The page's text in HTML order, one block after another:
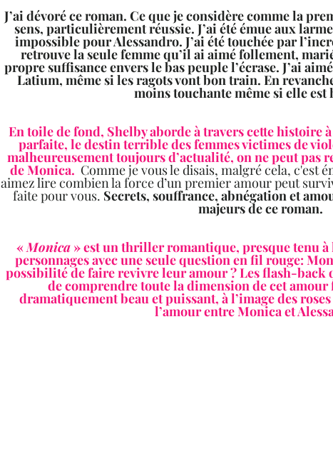
J’ai dévoré ce roman. Ce que je considère comme la
sens, particulièrement réussie. J’ai été émue aux
impossible pour Alessandro. J’ai été touchée par
retrouve la seule femme qu’il ai aimé follement,
propre suffisance envers le bas peuple l’écrase. J’ai
Latium, même si les ragots vont bon train. En
moins touchante même si elle est
En toile de fond, Shelby aborde à travers cette histoire
parfaite, le destin terrible des femmes victimes de
malheureusement toujours d’actualité, on ne peut pas
de Monica. Comme je vous le disais, malgré cela, c'est
aimez lire combien la force d’un premier amour peut
faite pour vous. Secrets, souffrance, abnégation et
majeurs de ce roman.
« Monica » est un thriller romantique, presque tenu
personnages avec une seule question en fil rouge:
possibilité de faire revivre leur amour ? Les flash-
de comprendre toute la dimension de cet amour
dramatiquement beau et puissant, à l’image des
l’amour entre Monica et